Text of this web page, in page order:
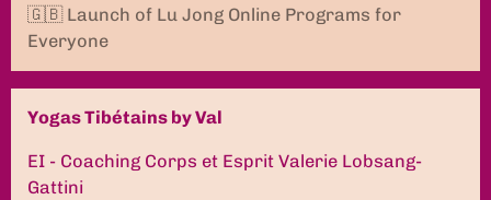
🇬🇧 Launch of Lu Jong Online Programs for
Everyone
Yogas Tibétains by Val
EI - Coaching Corps et Esprit Valerie Lobsang-
Gattini